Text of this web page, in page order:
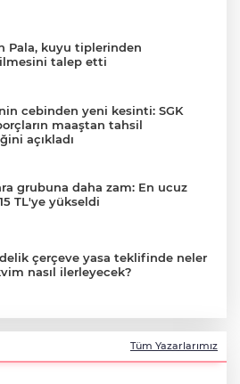
Pala, kuyu tiplerinden
talep etti
cebinden yeni kesinti: SGK
maaştan tahsil
açıkladı
grubuna daha zam: En ucuz
TL'ye yükseldi
çerçeve yasa teklifinde neler
nasıl ilerleyecek?
mı?
Tüm Yazarlarımız